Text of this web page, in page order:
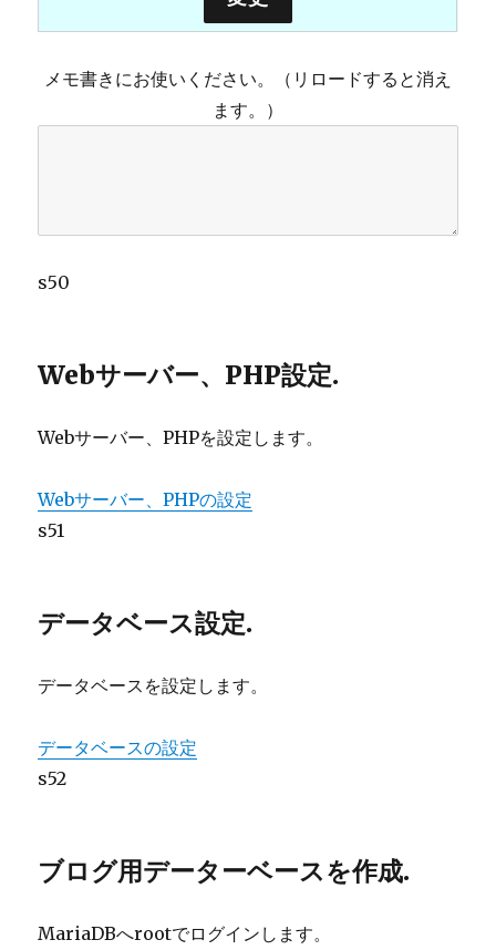
メモ書きにお使いください。（リロードすると消え
ます。）
s50
Webサーバー、PHP設定.
Webサーバー、PHPを設定します。
Webサーバー、PHPの設定
s51
データベース設定.
データベースを設定します。
データベースの設定
s52
ブログ用データーベースを作成.
MariaDBへrootでログインします。